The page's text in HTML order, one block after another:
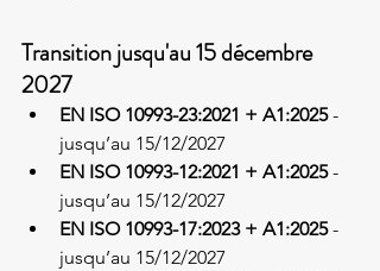
Transition jusqu'au 15 décembre
2027
EN ISO 10993-23:2021 + A1:2025 -
jusqu’au 15/12/2027
EN ISO 10993-12:2021 + A1:2025 -
jusqu’au 15/12/2027
EN ISO 10993-17:2023 + A1:2025 -
jusqu’au 15/12/2027